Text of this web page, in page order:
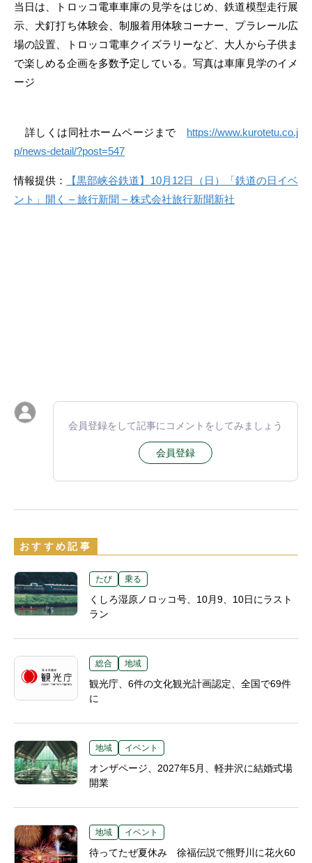
当日は、トロッコ電車車庫の見学をはじめ、鉄道模型走行展
示、犬釘打ち体験会、制服着用体験コーナー、プラレール広
場の設置、トロッコ電車クイズラリーなど、大人から子供ま
で楽しめる企画を多数予定している。写真は車庫見学のイメ
ージ
詳しくは同社ホームページまで https://www.kurotetu.co.j
p/news-detail/?post=547
情報提供：
【黒部峡谷鉄道】10月12日（日）「鉄道の日イベ
ント」開く – 旅行新聞 – 株式会社旅行新聞新社
会員登録をして記事にコメントをしてみましょう
会員登録
おすすめ記事
たび 乗る
くしろ湿原ノロッコ号、10月9、10日にラスト
ラン
総合 地域
観光庁、6件の文化観光計画認定、全国で69件
に
地域 イベント
オンザページ、2027年5月、軽井沢に結婚式場
開業
地域 イベント
待ってたぜ夏休み 徐福伝説で熊野川に花火60